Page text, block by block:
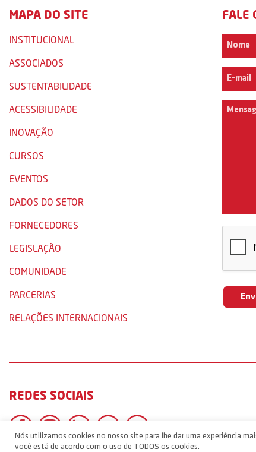
MAPA DO SITE
INSTITUCIONAL
ASSOCIADOS
SUSTENTABILIDADE
ACESSIBILIDADE
INOVAÇÃO
CURSOS
EVENTOS
DADOS DO SETOR
FORNECEDORES
LEGISLAÇÃO
COMUNIDADE
PARCERIAS
RELAÇÕES INTERNACIONAIS
FALE
REDES SOCIAIS
Nós utilizamos cookies no nosso site para lhe dar uma experiência
você está de acordo com o uso de TODOS os cookies.